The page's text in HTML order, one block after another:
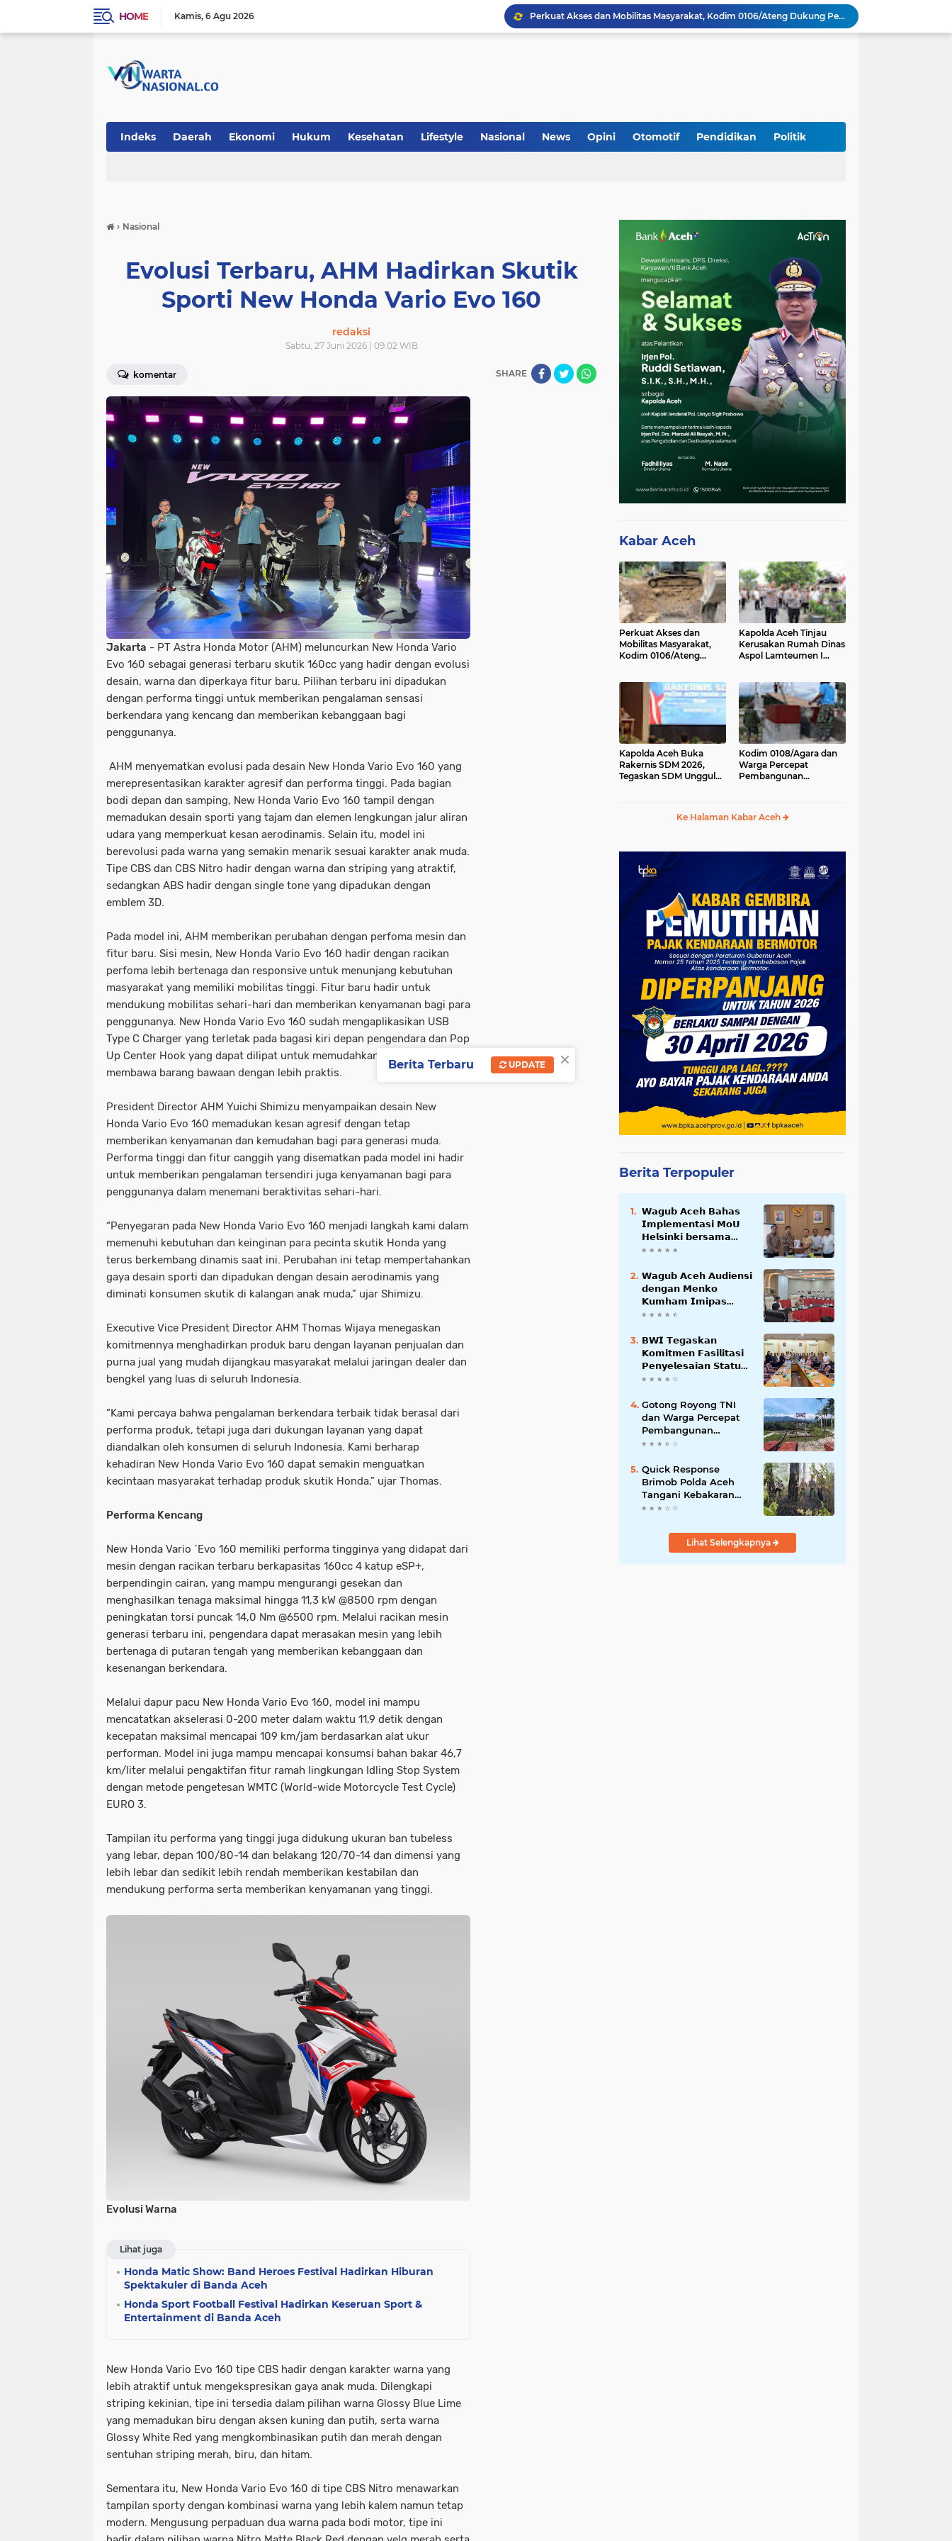
HOME Kamis 6 Agu 2026
Perkuat Akses dan Mobilitas Masyarakat, Kodim 0106/Ateng Dukung Pembangunan Jembatan Beton di Rusip Antara, Aceh Tengah
Bupati Aceh Besar Perkuat Sinergi dengan Polres Demi Tingkatkan Pelayanan Masyarakat
Babinsa Bak Seutui Ingatkan Warga Tetap Waspada Hadapi Cuaca Tak Menentu
Indeks Daerah Ekonomi Hukum Kesehatan Lifestyle Nasional News Opini Otomotif Pendidikan Politik
› Nasional
Evolusi Terbaru, AHM Hadirkan Skutik
Sporti New Honda Vario Evo 160
redaksi
Sabtu, 27 Juni 2026 | 09.02 WIB
komentar SHARE
Jakarta - PT Astra Honda Motor (AHM) meluncurkan New Honda Vario
Evo 160 sebagai generasi terbaru skutik 160cc yang hadir dengan evolusi
desain, warna dan diperkaya fitur baru. Pilihan terbaru ini dipadukan
dengan performa tinggi untuk memberikan pengalaman sensasi
berkendara yang kencang dan memberikan kebanggaan bagi
penggunanya.
AHM menyematkan evolusi pada desain New Honda Vario Evo 160 yang
merepresentasikan karakter agresif dan performa tinggi. Pada bagian
bodi depan dan samping, New Honda Vario Evo 160 tampil dengan
memadukan desain sporti yang tajam dan elemen lengkungan jalur aliran
udara yang memperkuat kesan aerodinamis. Selain itu, model ini
berevolusi pada warna yang semakin menarik sesuai karakter anak muda.
Tipe CBS dan CBS Nitro hadir dengan warna dan striping yang atraktif,
sedangkan ABS hadir dengan single tone yang dipadukan dengan
emblem 3D.
Pada model ini, AHM memberikan perubahan dengan perfoma mesin dan
fitur baru. Sisi mesin, New Honda Vario Evo 160 hadir dengan racikan
perfoma lebih bertenaga dan responsive untuk menunjang kebutuhan
masyarakat yang memiliki mobilitas tinggi. Fitur baru hadir untuk
mendukung mobilitas sehari-hari dan memberikan kenyamanan bagi para
penggunanya. New Honda Vario Evo 160 sudah mengaplikasikan USB
Type C Charger yang terletak pada bagasi kiri depan pengendara dan Pop
Up Center Hook yang dapat dilipat untuk memudahkan pengguna
membawa barang bawaan dengan lebih praktis.
President Director AHM Yuichi Shimizu menyampaikan desain New
Honda Vario Evo 160 memadukan kesan agresif dengan tetap
memberikan kenyamanan dan kemudahan bagi para generasi muda.
Performa tinggi dan fitur canggih yang disematkan pada model ini hadir
untuk memberikan pengalaman tersendiri juga kenyamanan bagi para
penggunanya dalam menemani beraktivitas sehari-hari.
“Penyegaran pada New Honda Vario Evo 160 menjadi langkah kami dalam
memenuhi kebutuhan dan keinginan para pecinta skutik Honda yang
terus berkembang dinamis saat ini. Perubahan ini tetap mempertahankan
gaya desain sporti dan dipadukan dengan desain aerodinamis yang
diminati konsumen skutik di kalangan anak muda,” ujar Shimizu.
Executive Vice President Director AHM Thomas Wijaya menegaskan
komitmennya menghadirkan produk baru dengan layanan penjualan dan
purna jual yang mudah dijangkau masyarakat melalui jaringan dealer dan
bengkel yang luas di seluruh Indonesia.
“Kami percaya bahwa pengalaman berkendara terbaik tidak berasal dari
performa produk, tetapi juga dari dukungan layanan yang dapat
diandalkan oleh konsumen di seluruh Indonesia. Kami berharap
kehadiran New Honda Vario Evo 160 dapat semakin menguatkan
kecintaan masyarakat terhadap produk skutik Honda,” ujar Thomas.
Performa Kencang
New Honda Vario `Evo 160 memiliki performa tingginya yang didapat dari
mesin dengan racikan terbaru berkapasitas 160cc 4 katup eSP+,
berpendingin cairan, yang mampu mengurangi gesekan dan
menghasilkan tenaga maksimal hingga 11,3 kW @8500 rpm dengan
peningkatan torsi puncak 14,0 Nm @6500 rpm. Melalui racikan mesin
generasi terbaru ini, pengendara dapat merasakan mesin yang lebih
bertenaga di putaran tengah yang memberikan kebanggaan dan
kesenangan berkendara.
Melalui dapur pacu New Honda Vario Evo 160, model ini mampu
mencatatkan akselerasi 0-200 meter dalam waktu 11,9 detik dengan
kecepatan maksimal mencapai 109 km/jam berdasarkan alat ukur
performan. Model ini juga mampu mencapai konsumsi bahan bakar 46,7
km/liter melalui pengaktifan fitur ramah lingkungan Idling Stop System
dengan metode pengetesan WMTC (World-wide Motorcycle Test Cycle)
EURO 3.
Tampilan itu performa yang tinggi juga didukung ukuran ban tubeless
yang lebar, depan 100/80-14 dan belakang 120/70-14 dan dimensi yang
lebih lebar dan sedikit lebih rendah memberikan kestabilan dan
mendukung performa serta memberikan kenyamanan yang tinggi.
Evolusi Warna
Lihat juga
Honda Matic Show: Band Heroes Festival Hadirkan Hiburan
Spektakuler di Banda Aceh
Honda Sport Football Festival Hadirkan Keseruan Sport &
Entertainment di Banda Aceh
New Honda Vario Evo 160 tipe CBS hadir dengan karakter warna yang
lebih atraktif untuk mengekspresikan gaya anak muda. Dilengkapi
striping kekinian, tipe ini tersedia dalam pilihan warna Glossy Blue Lime
yang memadukan biru dengan aksen kuning dan putih, serta warna
Glossy White Red yang mengkombinasikan putih dan merah dengan
sentuhan striping merah, biru, dan hitam.
Sementara itu, New Honda Vario Evo 160 di tipe CBS Nitro menawarkan
tampilan sporty dengan kombinasi warna yang lebih kalem namun tetap
modern. Mengusung perpaduan dua warna pada bodi motor, tipe ini
Kabar Aceh
Perkuat Akses dan
Mobilitas Masyarakat,
Kodim 0106/Ateng
Rusip Antara, Aceh
Tengah
Kapolda Aceh Tinjau
Kerusakan Rumah Dinas
Aspol Lamteumen I
Kapolda Aceh Buka
Rakernis SDM 2026,
Tegaskan SDM Unggul
Kodim 0108/Agara dan
Warga Percepat
Pembangunan
Ke Halaman Kabar Aceh
Berita Terpopuler
𝗪𝗮𝗴𝘂𝗯 𝗔𝗰𝗲𝗵 𝗕𝗮𝗵𝗮𝘀
𝗜𝗺𝗽𝗹𝗲𝗺𝗲𝗻𝘁𝗮𝘀𝗶 𝗠𝗼𝗨
𝗛𝗲𝗹𝘀𝗶𝗻𝗸𝗶 𝗯𝗲𝗿𝘀𝗮𝗺𝗮
𝗦𝗲𝗸𝗿𝗲𝘁𝗮𝗿𝗶𝗮𝘁 𝗡𝗲𝗴𝗮𝗿𝗮
𝗪𝗮𝗴𝘂𝗯 𝗔𝗰𝗲𝗵 𝗔𝘂𝗱𝗶𝗲𝗻𝘀𝗶
𝗱𝗲𝗻𝗴𝗮𝗻 𝗠𝗲𝗻𝗸𝗼
𝗞𝘂𝗺𝗵𝗮𝗺 𝗜𝗺𝗶𝗽𝗮𝘀
𝗧𝗲𝗿𝗸𝗮𝗶𝘁 𝗦𝘁𝗮𝘁𝘂𝘀 𝗪𝗮𝗸𝗮𝗳
𝗕𝗪𝗜 𝗧𝗲𝗴𝗮𝘀𝗸𝗮𝗻
𝗞𝗼𝗺𝗶𝘁𝗺𝗲𝗻 𝗙𝗮𝘀𝗶𝗹𝗶𝘁𝗮𝘀𝗶
𝗣𝗲𝗻𝘆𝗲𝗹𝗲𝘀𝗮𝗶𝗮𝗻 𝗦𝘁𝗮𝘁𝘂𝘀
𝗪𝗮𝗸𝗮𝗳 𝗕𝗹𝗮𝗻𝗴 𝗣𝗮𝗱𝗮𝗻𝗴
Gotong Royong TNI
dan Warga Percepat
Pembangunan
Jembatan Gantung
Aceh Tenggara
Quick Response
Brimob Polda Aceh
Tangani Kebakaran
Hutan di Lembah
Lihat Selengkapnya
×
Berita Terbaru UPDATE